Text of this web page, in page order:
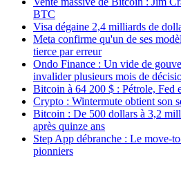
BTC
Visa dégaine 2,4 milliards de
Meta confirme qu'un de ses
tierce par erreur
Ondo Finance : Un vide de
invalider plusieurs mois de
Bitcoin à 64 200 $ : Pétrole, Fed
Crypto : Wintermute obtient son
Bitcoin : De 500 dollars à 3,2
après quinze ans
Step App débranche : Le move-
pionniers